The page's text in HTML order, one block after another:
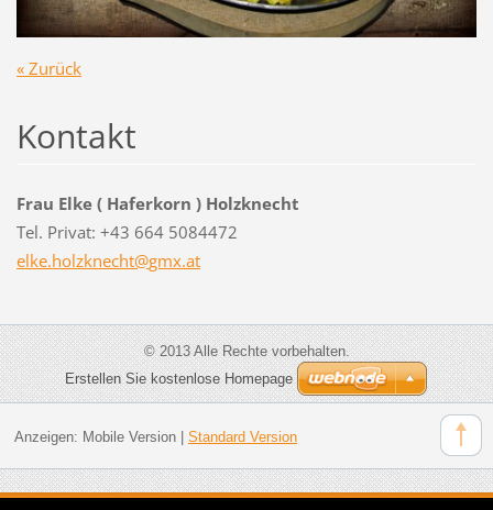
« Zurück
Kontakt
Frau Elke ( Haferkorn ) Holzknecht
Tel. Privat: +43 664 5084472
elke.holzknecht@gmx.at
© 2013 Alle Rechte vorbehalten.
Erstellen Sie kostenlose Homepage
Anzeigen: Mobile Version| Standard Version